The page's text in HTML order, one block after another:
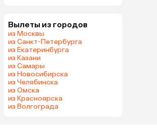
Вылеты из городов
из Москвы
из Санкт-Петербурга
из Екатеринбурга
из Казани
из Самары
из Новосибирска
из Челябинска
из Омска
из Красноярска
из Волгограда